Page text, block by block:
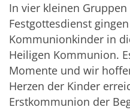
In vier kleinen
Festgottesdienst
Kommunionkinder in
Heiligen Kommunion.
Momente und wir
Herzen der Kinder
Erstkommunion der